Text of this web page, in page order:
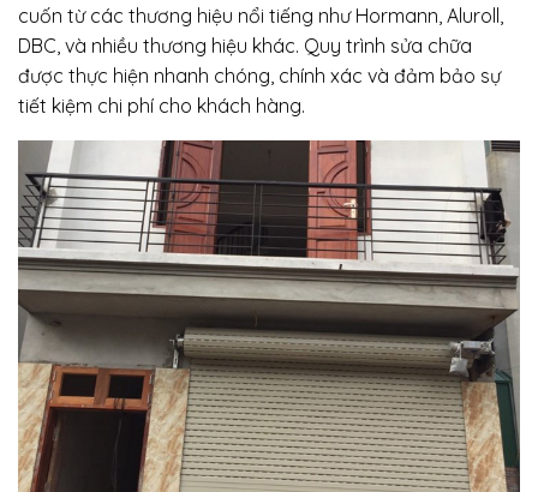
cuốn từ các thương hiệu nổi tiếng như Hormann, Aluroll,
DBC, và nhiều thương hiệu khác. Quy trình sửa chữa
được thực hiện nhanh chóng, chính xác và đảm bảo sự
tiết kiệm chi phí cho khách hàng.